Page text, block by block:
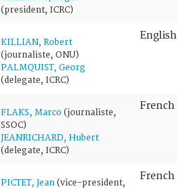
(president, ICRC)
KILLIAN, Robert
(journaliste, ONU)
PALMQUIST, Georg
(delegate, ICRC)
English
FLAKS, Marco (journaliste,
SSOC)
JEANRICHARD, Hubert
(delegate, ICRC)
French
PICTET, Jean (vice-president,
French